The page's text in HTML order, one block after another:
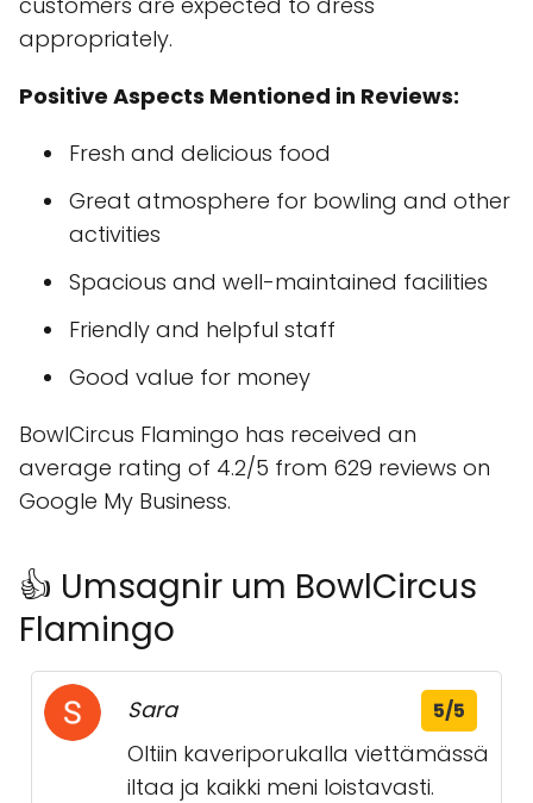
appropriately.
Positive Aspects Mentioned in Reviews:
Fresh and delicious food
Great atmosphere for bowling and other
activities
Spacious and well-maintained facilities
Friendly and helpful staff
Good value for money
BowlCircus Flamingo has received an
average rating of 4.2/5 from 629 reviews on
Google My Business.
👍 Umsagnir um BowlCircus
Flamingo
Sara 5/5
Oltiin kaveriporukalla viettämässä
iltaa ja kaikki meni loistavasti.